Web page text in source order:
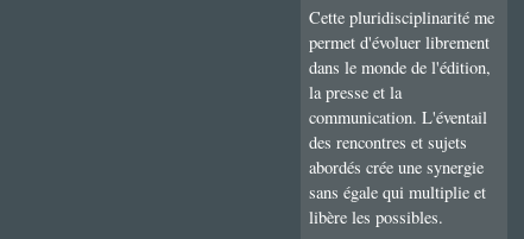
Cette pluridisciplinarité me
permet d'évoluer librement
dans le monde de l'édition,
la presse et la
communication. L'éventail
des rencontres et sujets
abordés crée une synergie
sans égale qui multiplie et
libère les possibles.